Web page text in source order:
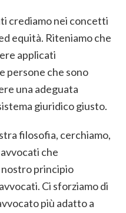
crediamo nei concetti
equità. Riteniamo che
applicati
persone che sono
una adeguata
giuridico giusto.
filosofia, cerchiamo,
che
principio
Ci sforziamo di
più adatto a